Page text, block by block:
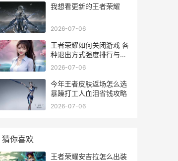
我想看更新的王者荣耀
2026-07-06
王者荣耀如何关闭游戏 各
种退出方式强度排行与实
战选择指南
2026-07-06
今年王者皮肤返场怎么选
暴躁打工人血泪省钱攻略
2026-07-06
猜你喜欢
王者荣耀安吉拉怎么出装